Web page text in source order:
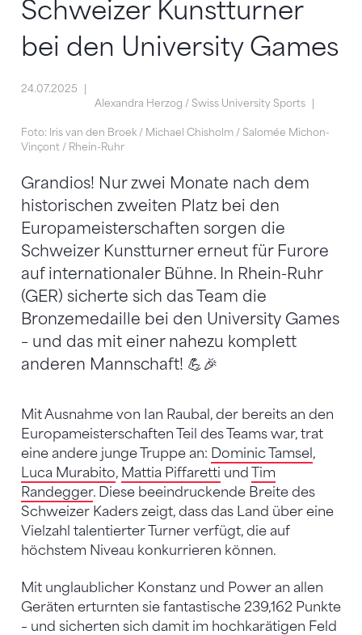
Schweizer Kunstturner
bei den University Games
24.07.2025
Alexandra Herzog / Swiss University Sports
Foto: Iris van den Broek / Michael Chisholm / Salomée Michon-
Vinçont / Rhein-Ruhr
Grandios! Nur zwei Monate nach dem
historischen zweiten Platz bei den
Europameisterschaften sorgen die
Schweizer Kunstturner erneut für Furore
auf internationaler Bühne. In Rhein-Ruhr
(GER) sicherte sich das Team die
Bronzemedaille bei den University Games
– und das mit einer nahezu komplett
anderen Mannschaft! 💪🎉
Mit Ausnahme von Ian Raubal, der bereits an den
Europameisterschaften Teil des Teams war, trat
eine andere junge Truppe an: Dominic Tamsel ,
Luca Murabito, Mattia Piffaretti und Tim
Randegger. Diese beeindruckende Breite des
Schweizer Kaders zeigt, dass das Land über eine
Vielzahl talentierter Turner verfügt, die auf
höchstem Niveau konkurrieren können.
Mit unglaublicher Konstanz und Power an allen
Geräten erturnten sie fantastische 239,162 Punkte
– und sicherten sich damit im hochkarätigen Feld